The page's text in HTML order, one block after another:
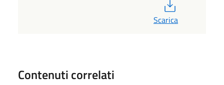
Scarica
Contenuti correlati